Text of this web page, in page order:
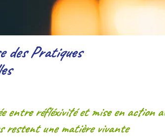
des Pratiques
entre réfléxivité et mise en action
restent une matière vivante